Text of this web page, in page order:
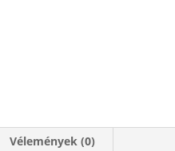
Vélemények (0)